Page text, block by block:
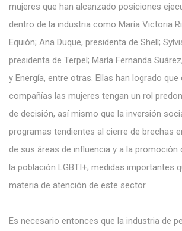
mujeres que han alcanzado posiciones
dentro de la industria como María Victoria
Equión; Ana Duque, presidenta de Shell;
presidenta de Terpel; María Fernanda
y Energía, entre otras. Ellas han logrado
compañías las mujeres tengan un rol
de decisión, así mismo que la inversión
programas tendientes al cierre de brechas
de sus áreas de influencia y a la promoción
la población LGBTI+; medidas importantes
materia de atención de este sector.
Es necesario entonces que la industria de